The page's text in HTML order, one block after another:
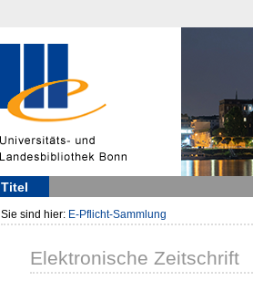
Titel
Sie sind hier: E-Pflicht-Sammlung
Elektronische Zeitschrift